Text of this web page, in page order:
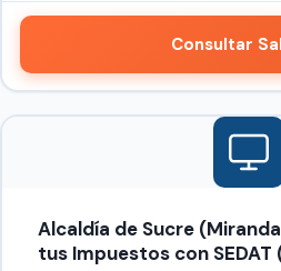
Consultar
Alcaldía de Sucre
tus Impuestos con SEDAT